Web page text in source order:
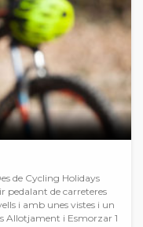
de Cycling Holidays
pedalant de carreteres
i amb unes vistes i un
Allotjament i Esmorzar 1